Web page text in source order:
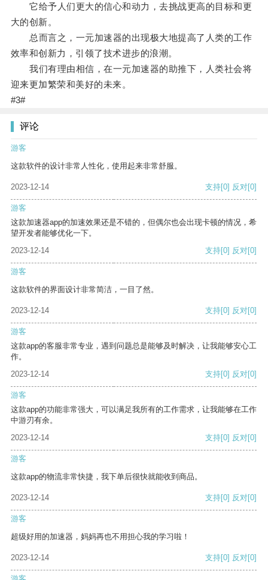
它给予人们更大的信心和动力，去挑战更高的目标和更
大的创新。
总而言之，一元加速器的出现极大地提高了人类的工作
效率和创新力，引领了技术进步的浪潮。
我们有理由相信，在一元加速器的助推下，人类社会将
迎来更加繁荣和美好的未来。
#3#
评论
游客
这款软件的设计非常人性化，使用起来非常舒服。
2023-12-14 支持[0] 反对[0]
游客
这款加速器app的加速效果还是不错的，但偶尔也会出现卡顿的情况，希
望开发者能够优化一下。
2023-12-14
支持[0] 反对[0]
游客
这款软件的界面设计非常简洁，一目了然。
2023-12-14 支持[0] 反对[0]
游客
这款app的客服非常专业，遇到问题总是能够及时解决，让我能够安心工
作。
2023-12-14
支持[0] 反对[0]
游客
这款app的功能非常强大，可以满足我所有的工作需求，让我能够在工作
中游刃有余。
2023-12-14
支持[0] 反对[0]
游客
这款app的物流非常快捷，我下单后很快就能收到商品。
2023-12-14 支持[0] 反对[0]
游客
超级好用的加速器，妈妈再也不用担心我的学习啦！
2023-12-14 支持[0] 反对[0]